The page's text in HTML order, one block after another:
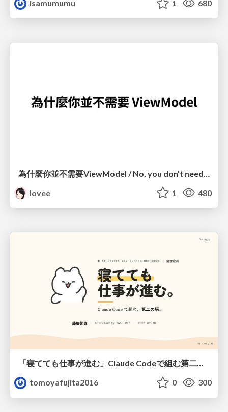
isamumumu
1 680
lovee
1 480
「寝てても仕事が進む」Claude Codeで組む第二の脳
tomoyafujita2016
0 300